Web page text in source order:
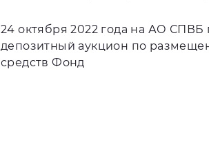
24 октября 2022 года на АО СПВБ
депозитный аукцион по
средств Фонд